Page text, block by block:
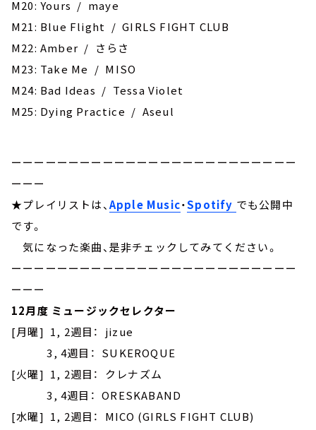
M20: ‎Yours / maye
M21: Blue Flight / GIRLS FIGHT CLUB
M22: Amber / さらさ
M23: Take Me / MISO
M24: Bad Ideas / Tessa Violet
M25: ‎Dying Practice / Aseul
ーーーーーーーーーーーーーーーーーーーーーーーーー
ーーー
★プレイリストは、Apple Music・Spotify でも公開中
です。
気になった楽曲、是非チェックしてみてください。
ーーーーーーーーーーーーーーーーーーーーーーーーー
ーーー
12月度 ミュージックセレクター
[月曜] 1, 2週目： jizue
3, 4週目： SUKEROQUE
[火曜] 1, 2週目： クレナズム
3, 4週目： ORESKABAND
[水曜] 1, 2週目： MICO (GIRLS FIGHT CLUB)